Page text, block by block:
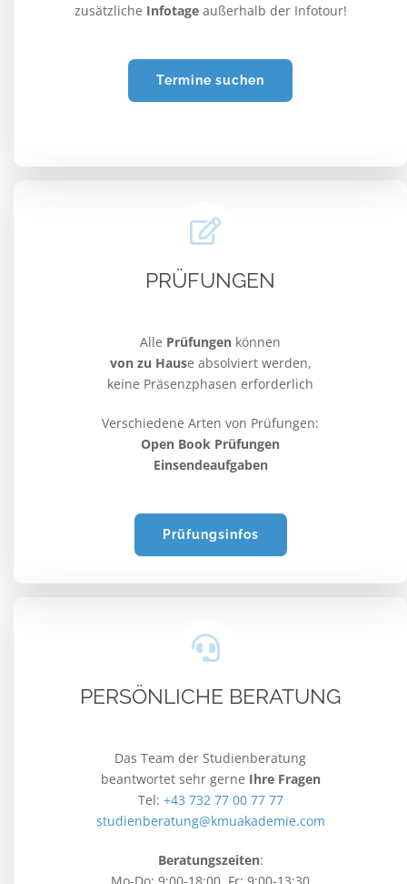
zusätzliche Infotageaußerhalb der Infotour!
Termine suchen
PRÜFUNGEN
Alle Prüfungen können
von zu Hause absolviert werden,
keine Präsenzphasen erforderlich
Verschiedene Arten von Prüfungen:
Open Book Prüfungen
Einsendeaufgaben
Prüfungsinfos
PERSÖNLICHE BERATUNG
Das Team der Studienberatung
beantwortet sehr gerne Ihre Fragen
Tel: +43 732 77 00 77 77
studienberatung@kmuakademie.com
Beratungszeiten: